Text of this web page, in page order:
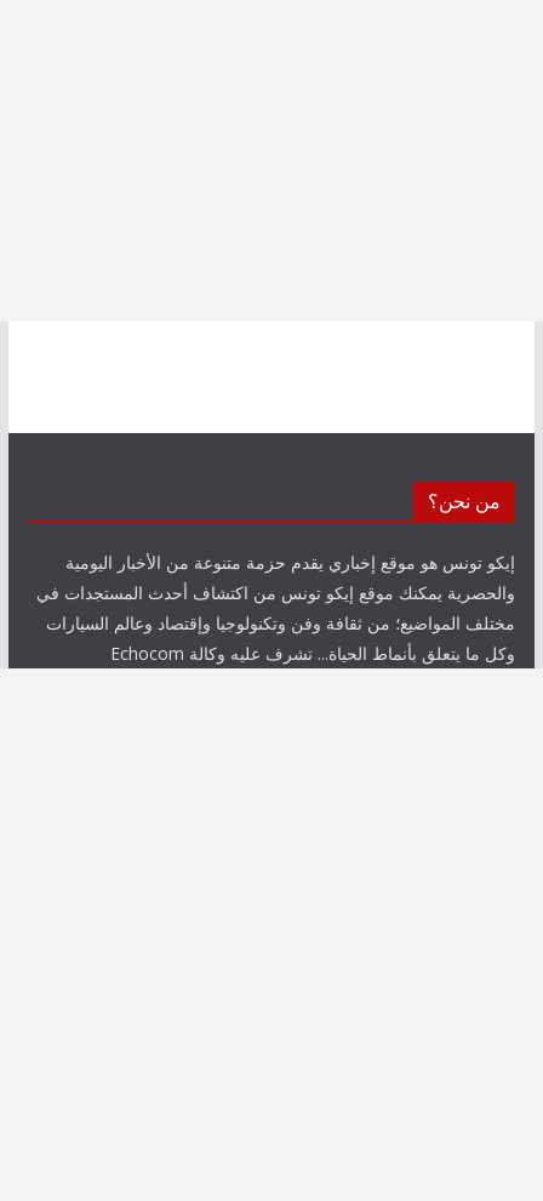
من نحن؟
إيكو تونس هو موقع إخباري يقدم حزمة متنوعة من الأخبار اليومية
والحصرية يمكنك موقع إيكو تونس من اكتشاف أحدث المستجدات في
مختلف المواضيع؛ من ثقافة وفن وتكنولوجيا وإقتصاد وعالم السيارات
وكل ما يتعلق بأنماط الحياة... تشرف عليه وكالة Echocom